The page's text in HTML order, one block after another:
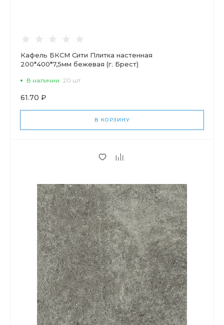
Кафель БКСМ Сити Плитка настенная
200*400*7,5мм бежевая (г. Брест)
В наличии 20 шт
61.70 ₽
В КОРЗИНУ